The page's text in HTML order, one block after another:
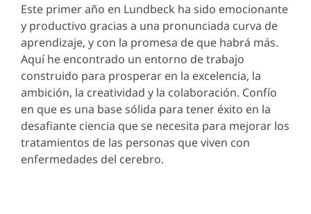
Este primer año en Lundbeck ha sido emocionante
y productivo gracias a una pronunciada curva de
aprendizaje, y con la promesa de que habrá más.
Aquí he encontrado un entorno de trabajo
construido para prosperar en la excelencia, la
ambición, la creatividad y la colaboración. Confío
en que es una base sólida para tener éxito en la
desafiante ciencia que se necesita para mejorar los
tratamientos de las personas que viven con
enfermedades del cerebro.